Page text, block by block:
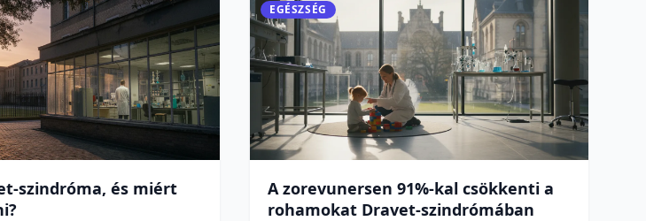
szindróma, és miért
EGÉSZSÉG
A zorevunersen 91%-kal csökkenti a
rohamokat Dravet-szindrómában